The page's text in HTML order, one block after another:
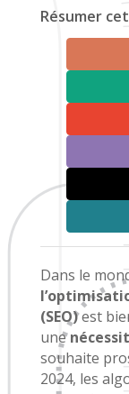
Résumer
Dans le
(SEO)est
une
souhaite
2024, les